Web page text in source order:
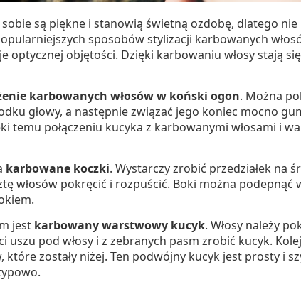
sobie są piękne i stanowią świetną ozdobę, dlatego
sposobów stylizacji karbowanych
optycznej objętości. Dzięki karbowaniu włosy stają
karbowanych włosów w koński ogon. Można
głowy, a następnie związać jego koniec mocno
temu połączeniu kucyka z karbowanymi włosami i
karbowane koczki. Wystarczy zrobić przedziałek na
włosów pokręcić i rozpuścić. Boki można podepnąć
jest karbowany warstwowy kucyk. Włosy należy
uszu pod włosy i z zebranych pasm zrobić kucyk.
które zostały niżej. Ten podwójny kucyk jest prosty i